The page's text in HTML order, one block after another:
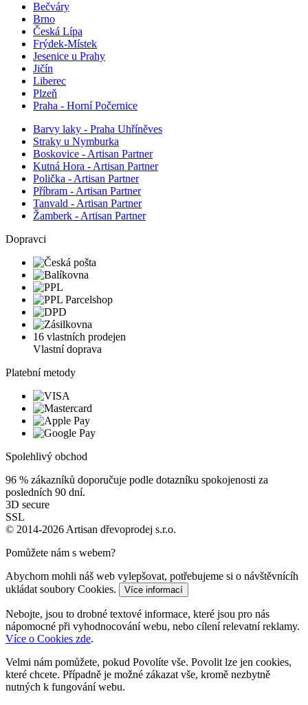
Bečváry
Brno
Česká Lípa
Frýdek-Místek
Jesenice u Prahy
Jičín
Liberec
Plzeň
Praha - Horní Počernice
Barvy laky - Praha Uhříněves
Straky u Nymburka
Boskovice - Artisan Partner
Kutná Hora - Artisan Partner
Polička - Artisan Partner
Příbram - Artisan Partner
Tanvald - Artisan Partner
Žamberk - Artisan Partner
Dopravci
16 vlastních prodejen
Vlastní doprava
Platební metody
Spolehlivý obchod
96 % zákazníků doporučuje podle dotazníku spokojenosti za
posledních 90 dní.
3D secure
SSL
© 2014-2026 Artisan dřevoprodej s.r.o.
Pomůžete nám s webem?
Abychom mohli náš web vylepšovat, potřebujeme si o návštěvnícíh
ukládat soubory Cookies.
Více informací
Nebojte, jsou to drobné textové informace, které jsou pro nás
nápomocné při vyhodnocování webu, nebo cílení relevatní reklamy.
Více o Cookies zde.
Velmi nám pomůžete, pokud Povolíte vše. Povolit lze jen cookies,
které chcete. Případně je možné zákazat vše, kromě nezbytně
nutných k fungování webu.